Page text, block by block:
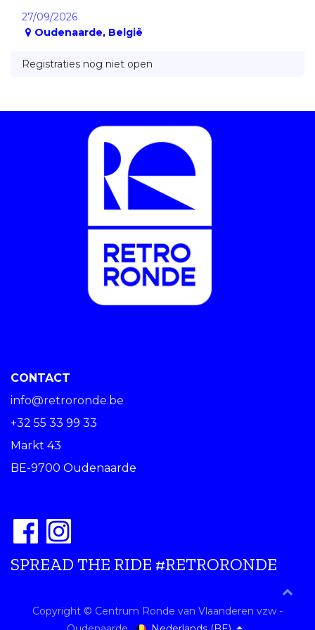
27/09/2026
Oudenaarde, België
Registraties nog niet open
CONTACT
info@retroronde.be
+32 55 33 99 33
Markt 43
BE-9700 Oudenaarde
SPREAD THE RIDE #RETRORONDE
Copyright © Centrum Ronde van Vlaanderen vzw -